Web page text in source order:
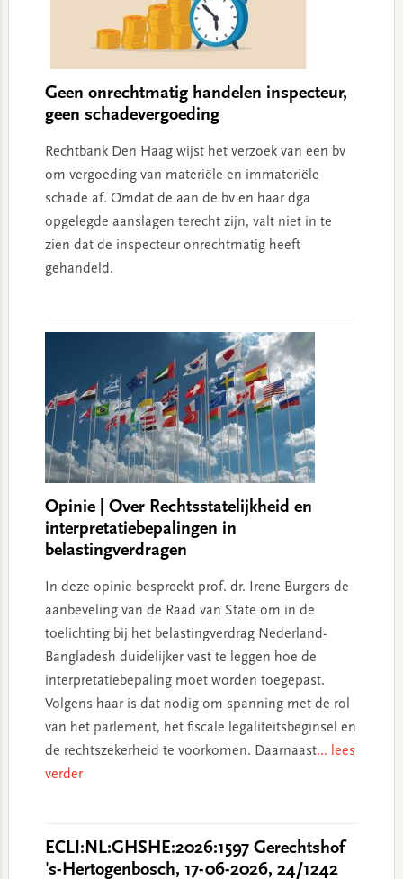
Geen onrechtmatig handelen inspecteur,
geen schadevergoeding
Rechtbank Den Haag wijst het verzoek van een bv
om vergoeding van materiële en immateriële
schade af. Omdat de aan de bv en haar dga
opgelegde aanslagen terecht zijn, valt niet in te
zien dat de inspecteur onrechtmatig heeft
gehandeld.
Opinie | Over Rechtsstatelijkheid en
interpretatiebepalingen in
belastingverdragen
In deze opinie bespreekt prof. dr. Irene Burgers de
aanbeveling van de Raad van State om in de
toelichting bij het belastingverdrag Nederland-
Bangladesh duidelijker vast te leggen hoe de
interpretatiebepaling moet worden toegepast.
Volgens haar is dat nodig om spanning met de rol
van het parlement, het fiscale legaliteitsbeginsel en
de rechtszekerheid te voorkomen. Daarnaast... lees
verder
ECLI:NL:GHSHE:2026:1597 Gerechtshof
's-Hertogenbosch, 17-06-2026, 24/1242